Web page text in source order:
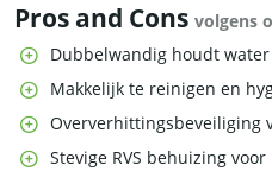
Pros and Cons volgens
Dubbelwandig houdt
Makkelijk te reinigen en
Oververhittingsbeveiliging
Stevige RVS behuizing